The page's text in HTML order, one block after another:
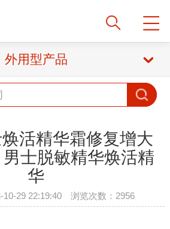
外用型产品
活精华霜修复增大
士脱敏精华焕活精
华
10-29 22:19:40 浏览次数：2956